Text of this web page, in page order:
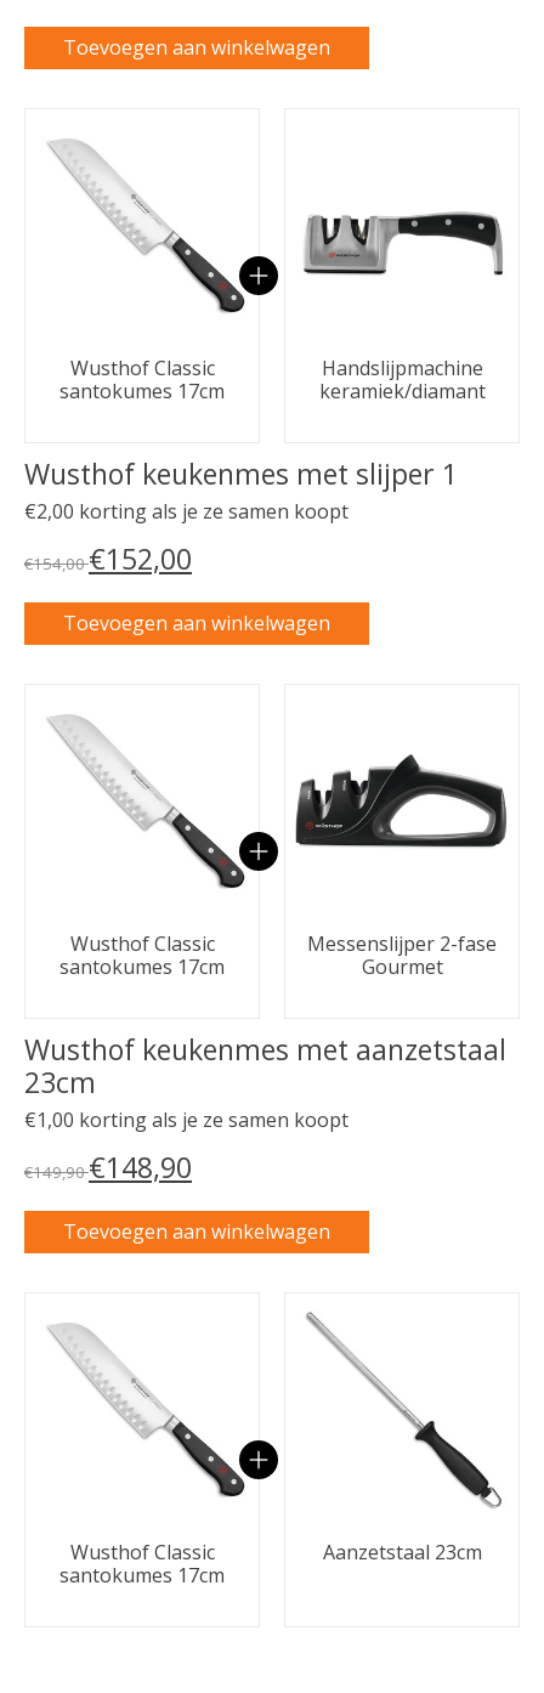
Toevoegen aan winkelwagen
Wusthof Classic
santokumes 17cm
Handslijpmachine
keramiek/diamant
Wusthof keukenmes met slijper 1
€2,00 korting als je ze samen koopt
€154,00€152,00
Toevoegen aan winkelwagen
Wusthof Classic
santokumes 17cm
Messenslijper 2-fase
Gourmet
Wusthof keukenmes met aanzetstaal
23cm
€1,00 korting als je ze samen koopt
€149,90€148,90
Toevoegen aan winkelwagen
Carrousel van gebundelde producten
Wusthof Classic
santokumes 17cm
Aanzetstaal 23cm